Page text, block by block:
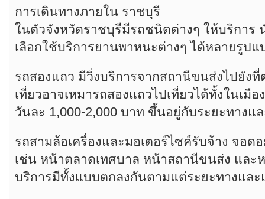
การเดินทางภายใน ราชบุรี
ในตัวจังหวัดราชบุรีมีรถชนิดต่างๆ ให้บริการ
เลือกใช้บริการยานพาหนะต่างๆ ได้หลายรูป
รถสองแถว มีวิ่งบริการจากสถานีขนส่งไปยังที่
เที่ยวอาจเหมารถสองแถวไปเที่ยวได้ทั้งในเมื
วันละ 1,000-2,000 บาท ขึ้นอยู่กับระยะทางแ
รถสามล้อเครื่องและมอเตอร์ไซค์รับจ้าง จอด
เช่น หน้าตลาดเทศบาล หน้าสถานีขนส่ง และ
บริการมีทั้งแบบตกลงกันตามแต่ระยะทางและ